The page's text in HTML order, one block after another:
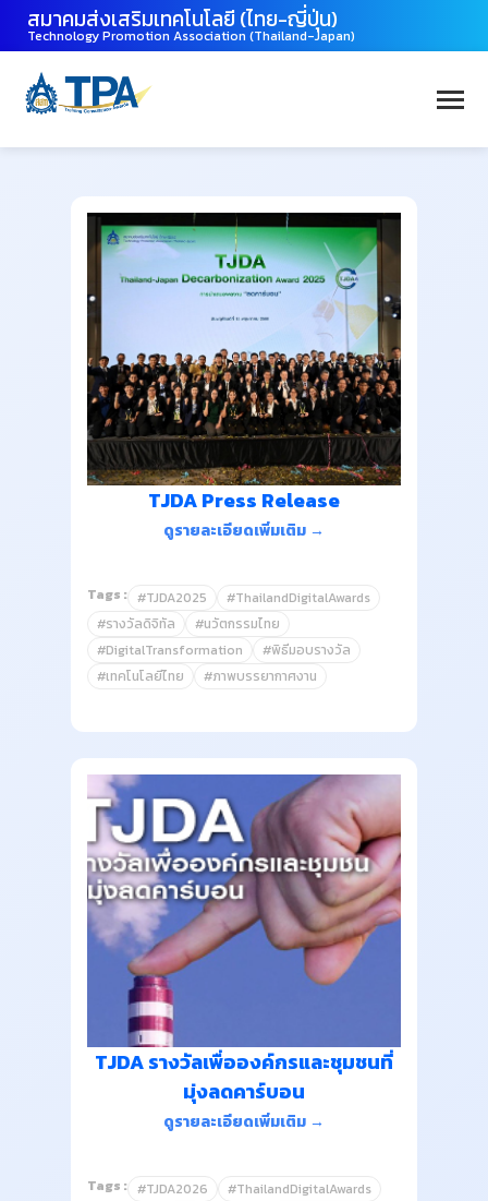
สมาคมส่งเสริมเทคโนโลยี (ไทย-ญี่ปุ่น)
Technology Promotion Association (Thailand-Japan)
TJDA Press Release
ดูรายละเอียดเพิ่มเติม →
Tags : #TJDA2025
#ThailandDigitalAwards
#รางวัลดิจิทัล
#นวัตกรรมไทย
#DigitalTransformation
#พิธีมอบรางวัล
#เทคโนโลยีไทย
#ภาพบรรยากาศงาน
TJDA รางวัลเพื่อองค์กรและชุมชนที่
มุ่งลดคาร์บอน
ดูรายละเอียดเพิ่มเติม →
Tags : #TJDA2026
#ThailandDigitalAwards